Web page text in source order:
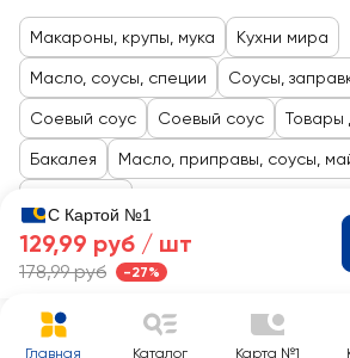
Макароны, крупы, мука Кухни мира
Масло, соусы, специи Соусы,
Соевый соус Соевый соус Товары
Бакалея Масло, приправы, соусы,
С Картой №1
129,99 руб / шт
178,99 руб -27%
Главная Каталог Карта №1